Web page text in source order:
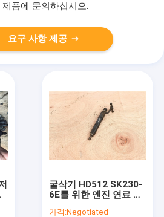
제품에 문의하십시오.
요구 사항 제공
굴삭기 HD512 SK230-
6E를 위한 엔진 연료 분
가격:Negotiated